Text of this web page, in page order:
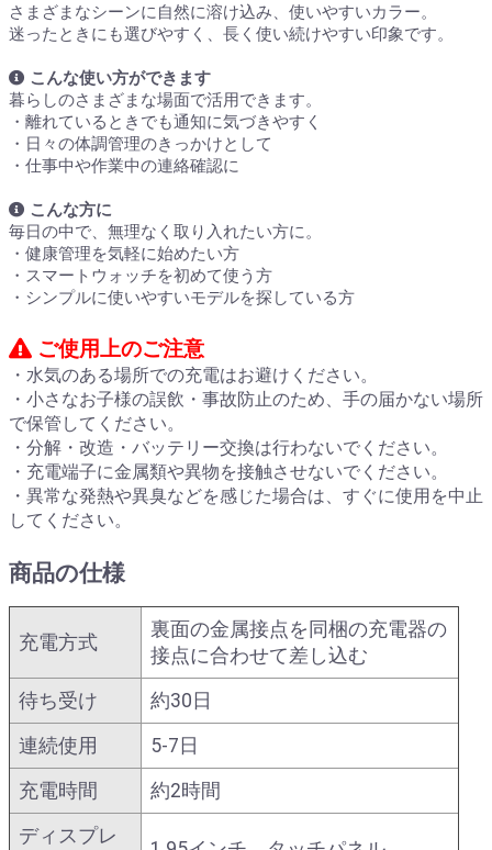
さまざまなシーンに自然に溶け込み、使いやすいカラー。
迷ったときにも選びやすく、長く使い続けやすい印象です。
こんな使い方ができます
暮らしのさまざまな場面で活用できます。
・離れているときでも通知に気づきやすく
・日々の体調管理のきっかけとして
・仕事中や作業中の連絡確認に
こんな方に
毎日の中で、無理なく取り入れたい方に。
・健康管理を気軽に始めたい方
・スマートウォッチを初めて使う方
・シンプルに使いやすいモデルを探している方
ご使用上のご注意
・水気のある場所での充電はお避けください。
・小さなお子様の誤飲・事故防止のため、手の届かない場所
で保管してください。
・分解・改造・バッテリー交換は行わないでください。
・充電端子に金属類や異物を接触させないでください。
・異常な発熱や異臭などを感じた場合は、すぐに使用を中止
してください。
商品の仕様
充電方式
裏面の金属接点を同梱の充電器の
接点に合わせて差し込む
待ち受け 約30日
連続使用 5-7日
充電時間 約2時間
ディスプレ